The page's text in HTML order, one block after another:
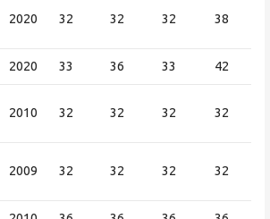
2020 32 32 32 38
2020 33 36 33 42
2010 32 32 32 32
2009 32 32 32 32